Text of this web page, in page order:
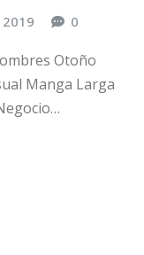
2019 0
Otoño
Manga Larga